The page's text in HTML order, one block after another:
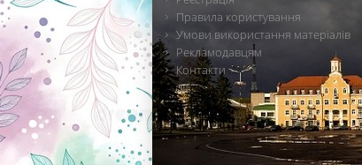
Правила користування
Умови використання матеріалів
Рекламодавцям
Контакти